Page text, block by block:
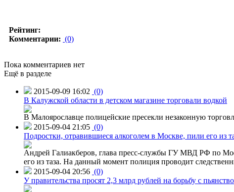
Рейтинг:
Комментарии: (0)
Пока комментариев нет
Ещё в разделе
2015-09-09 16:02 (0)
В Калужской области в детском магазине торговали водкой
В Малоярославце полицейские пресекли незаконную
2015-09-04 21:05 (0)
Подростки, отравившиеся алкоголем в Москве, пили его из
Андрей Галиакберов, глава пресс-службы ГУ МВД РФ по
его из таза. На данный момент полиция проводит
2015-09-04 20:56 (0)
У правительства просят 2,3 млрд рублей на борьбу с